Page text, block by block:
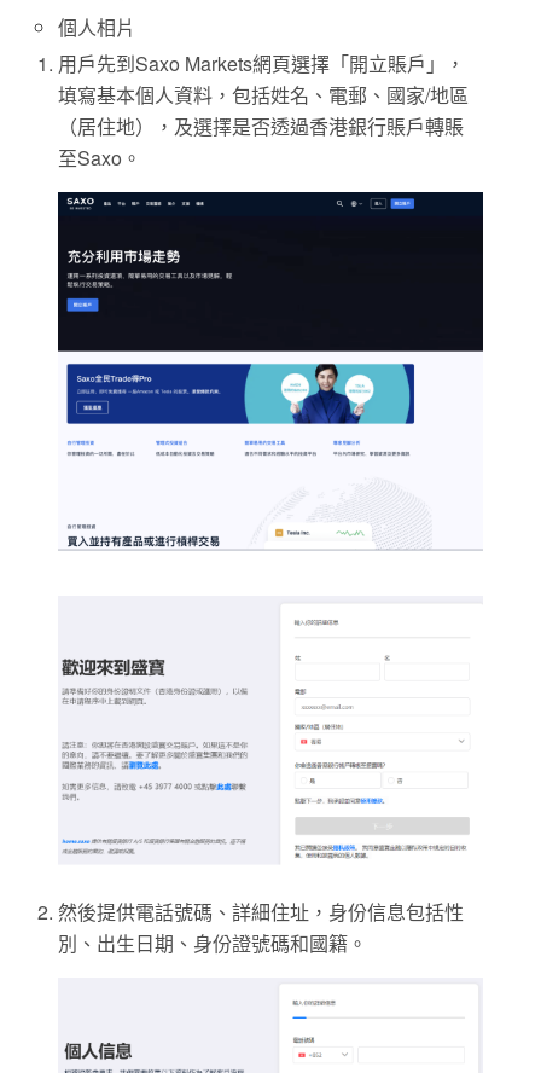
個人相片
用戶先到Saxo Markets網頁選擇「開立賬戶」，
填寫基本個人資料，包括姓名、電郵、國家/地區
（居住地），及選擇是否透過香港銀行賬戶轉賬
至Saxo。
然後提供電話號碼、詳細住址，身份信息包括性
別、出生日期、身份證號碼和國籍。